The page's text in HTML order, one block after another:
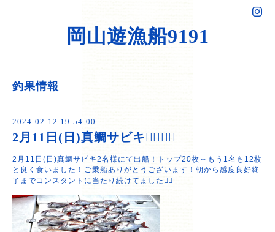
岡山遊漁船9191
釣果情報
2024-02-12 19:54:00
2月11日(日)真鯛サビキ🙆‍♂️🙆‍♂️
2月11日(日)真鯛サビキ2名様にて出船！トップ20枚～もう1名も12枚
と良く食いました！ご乗船ありがとうございます！朝から感度良好終
了までコンスタントに当たり続けてました🙆‍♂️